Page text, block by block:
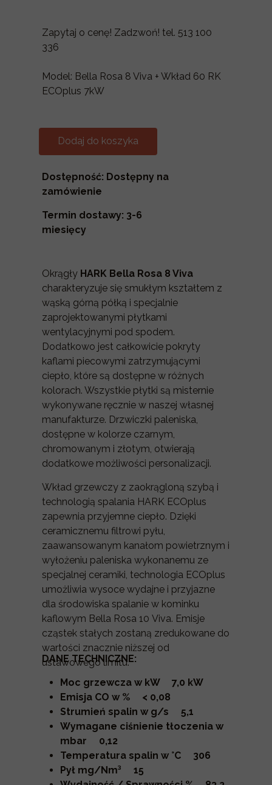
Dostępność: Dostępny na
zamówienie
Termin dostawy: 3-6
miesięcy
Dodaj do koszyka
Zapytaj o cenę! Zadzwoń! tel. 513 100
336
Model: Bella Rosa 8 Viva + Wkład 60 RK
ECOplus 7kW
Okrągły HARK Bella Rosa 8 Viva
charakteryzuje się smukłym kształtem z
wąską górną półką i specjalnie
zaprojektowanymi płytkami
wentylacyjnymi pod spodem.
Dodatkowo jest całkowicie pokryty
kaflami piecowymi zatrzymującymi
ciepło, które są dostępne w różnych
kolorach. Wszystkie płytki są misternie
wykonywane ręcznie w naszej własnej
manufakturze. Drzwiczki paleniska,
dostępne w kolorze czarnym,
chromowanym i złotym, otwierają
dodatkowe możliwości personalizacji.
Wkład grzewczy z zaokrągloną szybą i
technologią spalania HARK ECOplus
zapewnia przyjemne ciepło. Dzięki
ceramicznemu filtrowi pyłu,
zaawansowanym kanałom powietrznym i
wyłożeniu paleniska wykonanemu ze
specjalnej ceramiki, technologia ECOplus
umożliwia wysoce wydajne i przyjazne
dla środowiska spalanie w kominku
kaflowym Bella Rosa 10 Viva. Emisje
cząstek stałych zostaną zredukowane do
wartości znacznie niższej od
ustawowego limitu.
DANE TECHNICZNE:
Moc grzewcza w kW 7,0 kW
Emisja CO w % < 0,08
Strumień spalin w g/s 5,1
Wymagane ciśnienie tłoczenia w
mbar 0,12
Temperatura spalin w °C 306
Pył mg/Nm³ 15